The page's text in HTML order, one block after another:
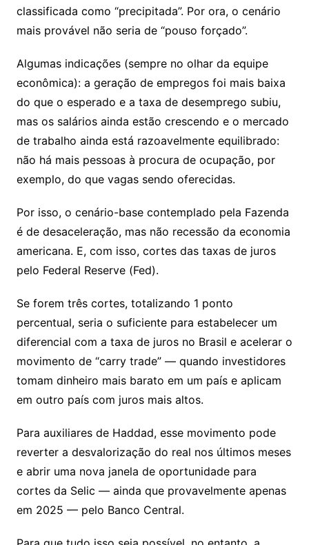
classificada como “precipitada”. Por ora, o cenário
mais provável não seria de “pouso forçado”.
Algumas indicações (sempre no olhar da equipe
econômica): a geração de empregos foi mais baixa
do que o esperado e a taxa de desemprego subiu,
mas os salários ainda estão crescendo e o mercado
de trabalho ainda está razoavelmente equilibrado:
não há mais pessoas à procura de ocupação, por
exemplo, do que vagas sendo oferecidas.
Por isso, o cenário-base contemplado pela Fazenda
é de desaceleração, mas não recessão da economia
americana. E, com isso, cortes das taxas de juros
pelo Federal Reserve (Fed).
Se forem três cortes, totalizando 1 ponto
percentual, seria o suficiente para estabelecer um
diferencial com a taxa de juros no Brasil e acelerar o
movimento de “carry trade” — quando investidores
tomam dinheiro mais barato em um país e aplicam
em outro país com juros mais altos.
Para auxiliares de Haddad, esse movimento pode
reverter a desvalorização do real nos últimos meses
e abrir uma nova janela de oportunidade para
cortes da Selic — ainda que provavelmente apenas
em 2025 — pelo Banco Central.